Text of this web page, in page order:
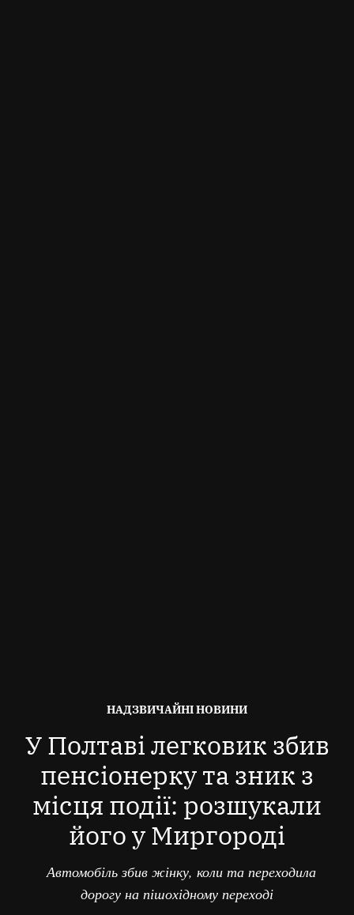
ОПУБЛІКОВАНО
НАДЗВИЧАЙНІ НОВИНИ
У Полтаві легковик збив
пенсіонерку та зник з
місця події: розшукали
його у Миргороді
Автомобіль збив жінку, коли та переходила
дорогу на пішохідному переході